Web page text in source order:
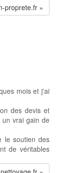
proprete.fr »
mois et j'ai
des devis et
vrai gain de
le soutien des
de véritables